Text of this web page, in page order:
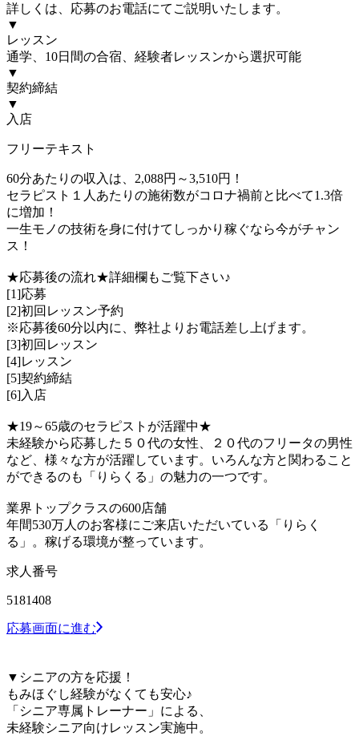
詳しくは、応募のお電話にてご説明いたします。
▼
レッスン
通学、10日間の合宿、経験者レッスンから選択可能
▼
契約締結
▼
入店
フリーテキスト
60分あたりの収入は、2,088円～3,510円！
セラピスト１人あたりの施術数がコロナ禍前と比べて1.3倍
に増加！
一生モノの技術を身に付けてしっかり稼ぐなら今がチャン
ス！
★応募後の流れ★詳細欄もご覧下さい♪
[1]応募
[2]初回レッスン予約
※応募後60分以内に、弊社よりお電話差し上げます。
[3]初回レッスン
[4]レッスン
[5]契約締結
[6]入店
★19～65歳のセラピストが活躍中★
未経験から応募した５０代の女性、２０代のフリータの男性
など、様々な方が活躍しています。いろんな方と関わること
ができるのも「りらくる」の魅力の一つです。
業界トップクラスの600店舗
年間530万人のお客様にご来店いただいている「りらく
る」。稼げる環境が整っています。
求人番号
5181408
応募画面に進む
▼シニアの方を応援！
もみほぐし経験がなくても安心♪
「シニア専属トレーナー」による、
未経験シニア向けレッスン実施中。